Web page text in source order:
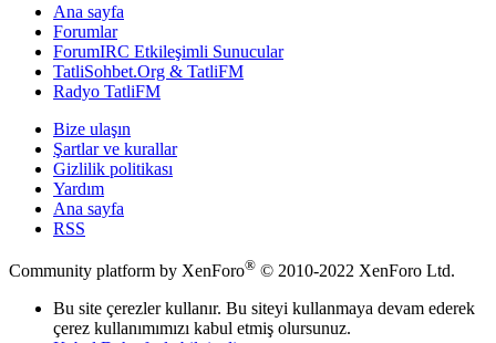
Ana sayfa
Forumlar
ForumIRC Etkileşimli Sunucular
TatliSohbet.Org & TatliFM
Radyo TatliFM
Bize ulaşın
Şartlar ve kurallar
Gizlilik politikası
Yardım
Ana sayfa
RSS
Community platform by XenForo® © 2010-2022 XenForo Ltd.
Bu site çerezler kullanır. Bu siteyi kullanmaya devam ederek
çerez kullanımımızı kabul etmiş olursunuz.